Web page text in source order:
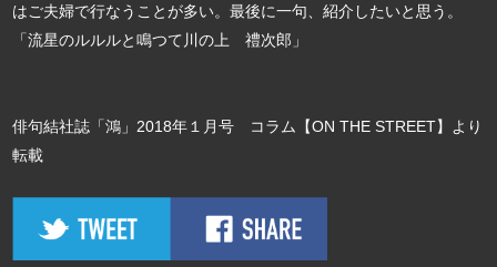
はご夫婦で行なうことが多い。最後に一句、紹介したいと思う。
「流星のルルルと鳴つて川の上 禮次郎」
俳句結社誌「鴻」2018年１月号 コラム【ON THE STREET】より
転載